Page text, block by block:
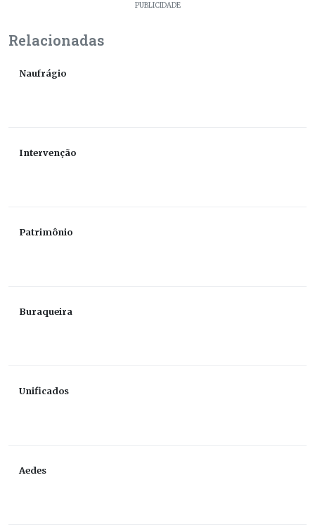
PUBLICIDADE
Relacionadas
Naufrágio
Intervenção
Patrimônio
Buraqueira
Unificados
Aedes